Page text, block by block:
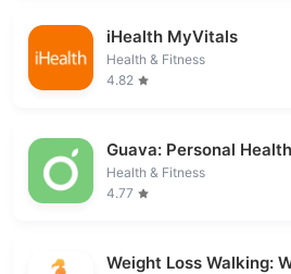
iHealth MyVitals
Health & Fitness
4.82
Guava: Personal
Health & Fitness
4.77
Weight Loss Walking: